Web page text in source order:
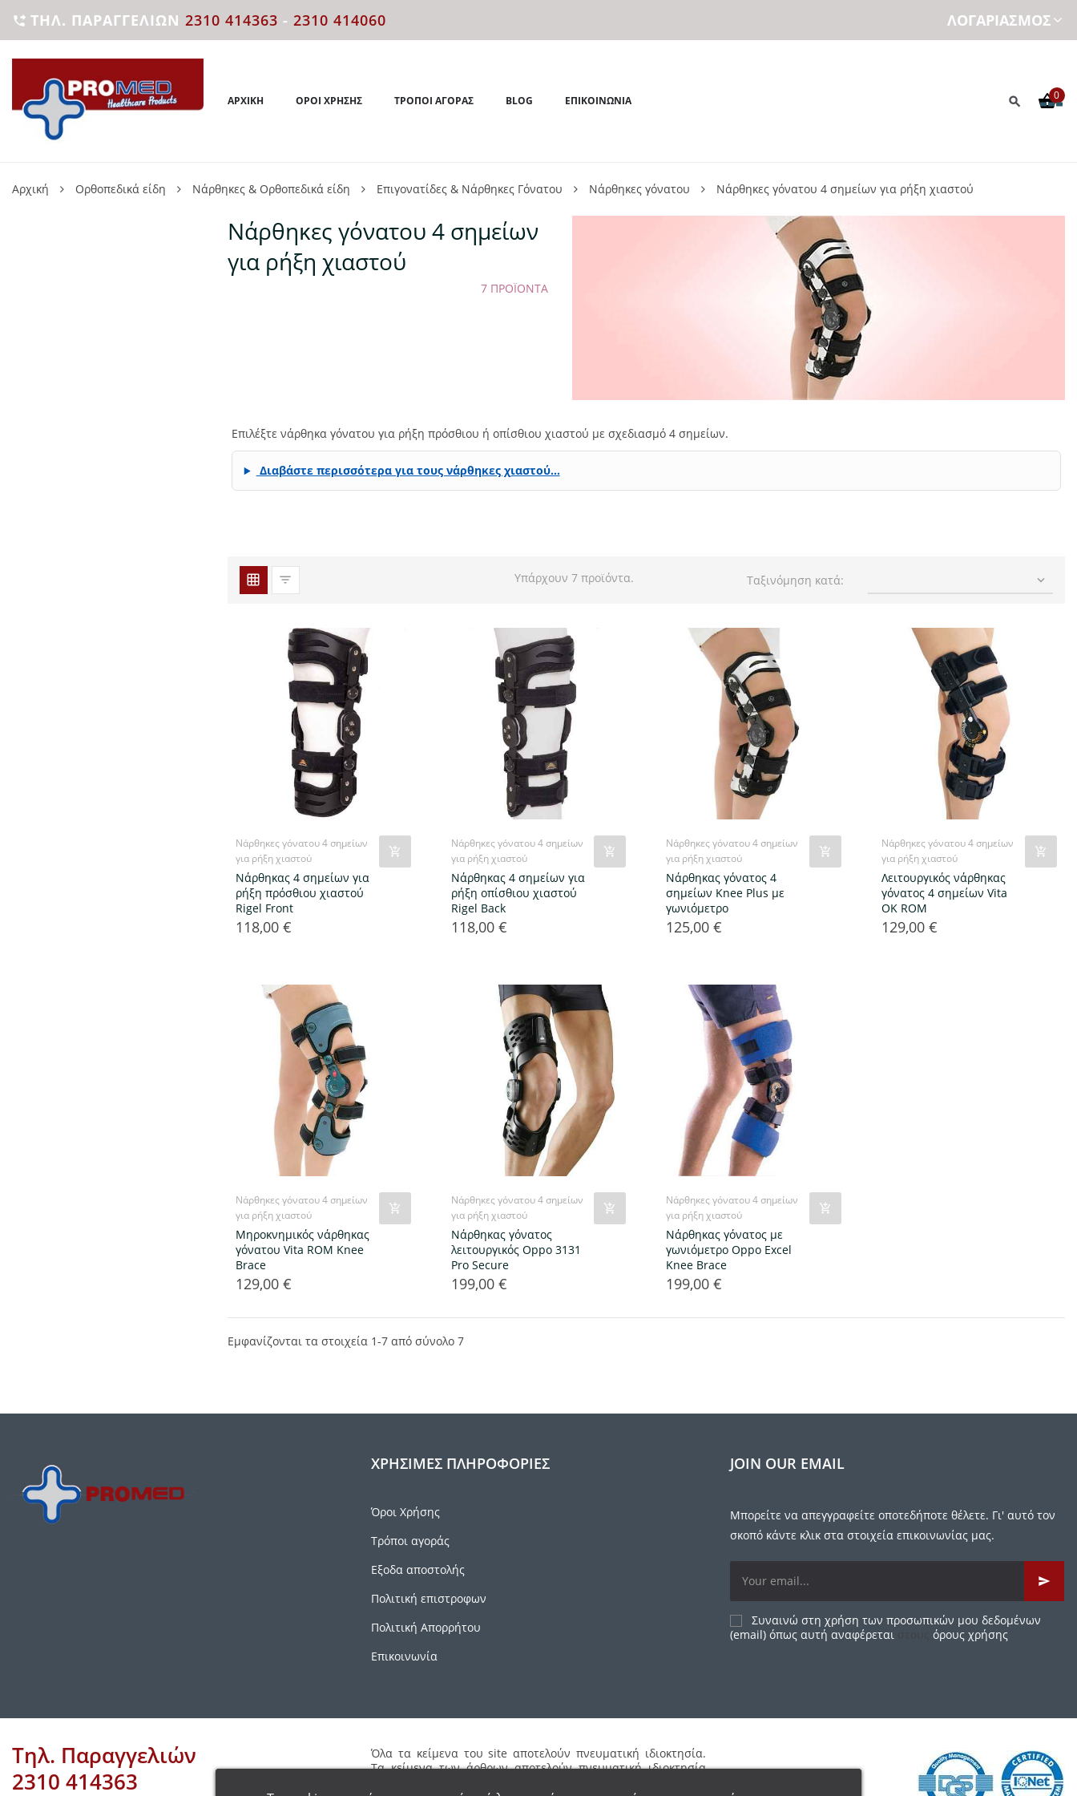
 ΤΗΛ. ΠΑΡΑΓΓΕΛΙΏΝ 2310 414363 - 2310 414060 ΛΟΓΑΡΙΑΣΜΌΣ
ΑΡΧΙΚΉ ΌΡΟΙ ΧΡΉΣΗΣ ΤΡΌΠΟΙ ΑΓΟΡΆΣ BLOG ΕΠΙΚΟΙΝΩΝΊΑ 0
Αρχική Ορθοπεδικά είδη Νάρθηκες & Ορθοπεδικά είδη Επιγονατίδες & Νάρθηκες Γόνατου Νάρθηκες γόνατου Νάρθηκες γόνατου 4 σημείων για ρήξη χιαστού
Νάρθηκες γόνατου 4 σημείων
για ρήξη χιαστού
7 ΠΡΟΪΌΝΤΑ
Επιλέξτε νάρθηκα γόνατου για ρήξη πρόσθιου ή οπίσθιου χιαστού με σχεδιασμό 4 σημείων.
Διαβάστε περισσότερα για τους νάρθηκες χιαστού…
Υπάρχουν 7 προϊόντα. Ταξινόμηση κατά: 
Νάρθηκες γόνατου 4 σημείων
για ρήξη χιαστού
Νάρθηκας 4 σημείων για
ρήξη πρόσθιου χιαστού
Rigel Front
Τιμή
118,00 €
Νάρθηκες γόνατου 4 σημείων
για ρήξη χιαστού
Νάρθηκας 4 σημείων για
ρήξη οπίσθιου χιαστού
Rigel Back
Τιμή
118,00 €
Νάρθηκες γόνατου 4 σημείων
για ρήξη χιαστού
Nάρθηκας γόνατος 4
σημείων Knee Plus με
γωνιόμετρο
Τιμή
125,00 €
Νάρθηκες γόνατου 4 σημείων
για ρήξη χιαστού
Λειτουργικός νάρθηκας
γόνατος 4 σημείων Vita
OK ROM
Τιμή
129,00 €
Νάρθηκες γόνατου 4 σημείων
για ρήξη χιαστού
Μηροκνημικός νάρθηκας
γόνατου Vita ROM Knee
Brace
Τιμή
129,00 €
Νάρθηκες γόνατου 4 σημείων
για ρήξη χιαστού
Νάρθηκας γόνατος
λειτουργικός Oppo 3131
Pro Secure
Τιμή
199,00 €
Νάρθηκες γόνατου 4 σημείων
για ρήξη χιαστού
Νάρθηκας γόνατος με
γωνιόμετρο Oppo Excel
Knee Brace
Τιμή
199,00 €
Εμφανίζονται τα στοιχεία 1-7 από σύνολο 7
ΧΡΉΣΙΜΕΣ ΠΛΗΡΟΦΟΡΊΕΣ
Όροι Χρήσης
Τρόποι αγοράς
Εξοδα αποστολής
Πολιτική επιστροφων
Πολιτική Απορρήτου
Επικοινωνία
JOIN OUR EMAIL
Μπορείτε να απεγγραφείτε οποτεδήποτε θέλετε. Γι' αυτό τον
σκοπό κάντε κλικ στα στοιχεία επικοινωνίας μας.
Συναινώ στη χρήση των προσωπικών μου δεδομένων
(email) όπως αυτή αναφέρεται στους όρους χρήσης
Τηλ. Παραγγελιών
2310 414363
Όλα τα κείμενα του site αποτελούν πνευματική ιδιοκτησία.
Τα κείμενα των άρθρων αποτελούν πνευματική ιδιοκτησία